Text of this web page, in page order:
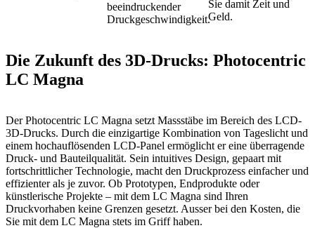
beeindruckender
Druckgeschwindigkeit.
Sie damit Zeit und
Geld.
Die Zukunft des 3D-Drucks: Photocentric
LC Magna
Der Photocentric LC Magna setzt Massstäbe im Bereich des LCD-
3D-Drucks. Durch die einzigartige Kombination von Tageslicht und
einem hochauflösenden LCD-Panel ermöglicht er eine überragende
Druck- und Bauteilqualität. Sein intuitives Design, gepaart mit
fortschrittlicher Technologie, macht den Druckprozess einfacher und
effizienter als je zuvor. Ob Prototypen, Endprodukte oder
künstlerische Projekte – mit dem LC Magna sind Ihren
Druckvorhaben keine Grenzen gesetzt. Ausser bei den Kosten, die
Sie mit dem LC Magna stets im Griff haben.